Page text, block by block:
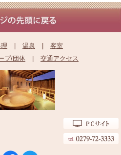
温泉
客室
プ/団体 交通アクセス